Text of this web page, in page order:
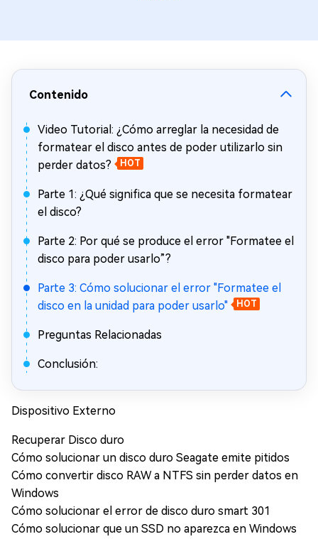
Contenido
Video Tutorial: ¿Cómo arreglar la necesidad de
formatear el disco antes de poder utilizarlo sin
perder datos?
HOT
Parte 1: ¿Qué significa que se necesita formatear
el disco?
Parte 2: Por qué se produce el error "Formatee el
disco para poder usarlo”?
Parte 3: Cómo solucionar el error "Formatee el
disco en la unidad para poder usarlo"
HOT
Preguntas Relacionadas
Conclusión:
Dispositivo Externo
Recuperar Disco duro
Cómo solucionar un disco duro Seagate emite pitidos
Cómo convertir disco RAW a NTFS sin perder datos en
Windows
Cómo solucionar el error de disco duro smart 301
Cómo solucionar que un SSD no aparezca en Windows